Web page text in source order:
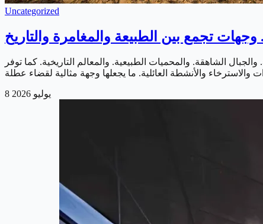
Uncategorized
تجمع بين الطبيعة والمغامرة والتاريخ
الشاهقة. والمحميات الطبيعية. والمعالم التاريخية. كما توفر
8 يوليو 2026